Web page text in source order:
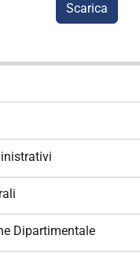
Scarica
Dipartimentale